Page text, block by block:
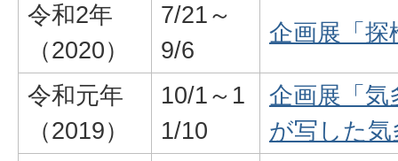
令和2年
（2020）
7/21～
9/6
企画展「探
令和元年
（2019）
10/1～1
1/10
企画展「気
が写した